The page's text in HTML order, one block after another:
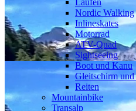
Nordic Walking
Inlineskates
Motorrad
ATV-Quad
Sightseeing
Boot und Kanu
Gleitschirm
Reiten
Mountainbike
Transalp